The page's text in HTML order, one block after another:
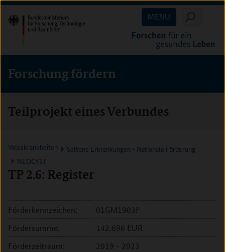
Direkt
zum
Inhalt
(Eingabetaste)
Direkt
zum
Hauptmenu
(Eingabetaste)
Direkt
zur
Suche
(Eingabetaste)
MENU
Forschung fördern
Teilprojekt eines Verbundes
Volkskrankheiten
Seltene Erkrankungen - Nationale Förderung
NEOCYST
TP 2.6: Register
Förderkennzeichen:
01GM1903F
Fördersumme:
142.696 EUR
Förderzeitraum:
2019 - 2023